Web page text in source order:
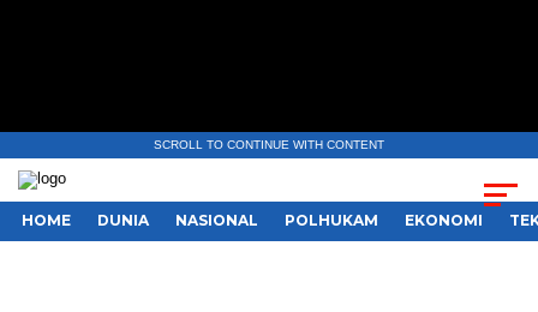
SCROLL TO CONTINUE WITH CONTENT
HOME DUNIA NASIONAL POLHUKAM EKONOMI